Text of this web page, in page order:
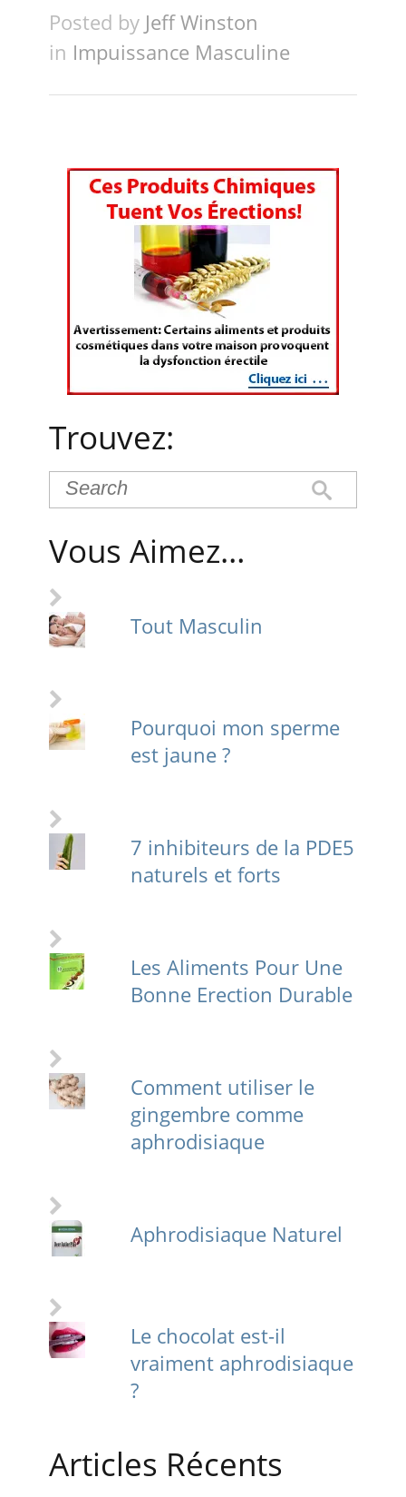
Posted by Jeff Winston
in Impuissance Masculine
Trouvez:
Vous Aimez…
Tout Masculin
Pourquoi mon sperme
est jaune ?
7 inhibiteurs de la PDE5
naturels et forts
Les Aliments Pour Une
Bonne Erection Durable
Comment utiliser le
gingembre comme
aphrodisiaque
Aphrodisiaque Naturel
Le chocolat est-il
vraiment aphrodisiaque
?
Articles Récents